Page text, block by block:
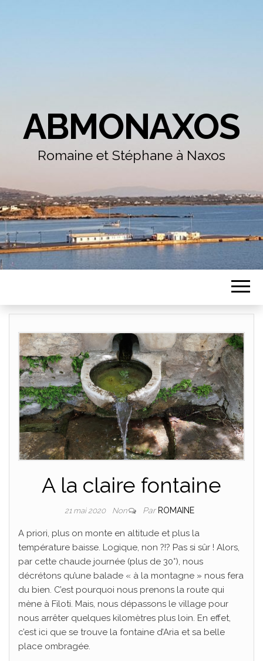
ABMONAXOS
Romaine et Stéphane à Naxos
A la claire fontaine
21 mai 2020 Non Par ROMAINE
A priori, plus on monte en altitude et plus la
température baisse. Logique, non ?!? Pas si sûr ! Alors,
par cette chaude journée (plus de 30°), nous
décrétons qu’une balade « à la montagne » nous fera
du bien. C’est pourquoi nous prenons la route qui
mène à Filoti. Mais, nous dépassons le village pour
nous arrêter quelques kilomètres plus loin. En effet,
c’est ici que se trouve la fontaine d’Aria et sa belle
place ombragée.